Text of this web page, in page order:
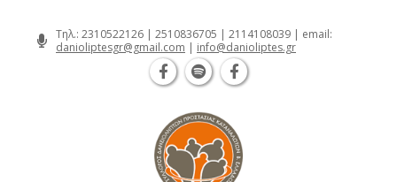
Τηλ.: 2310522126 | 2510836705 | 2114108039 | email:
danioliptesgr@gmail.com | info@danioliptes.gr